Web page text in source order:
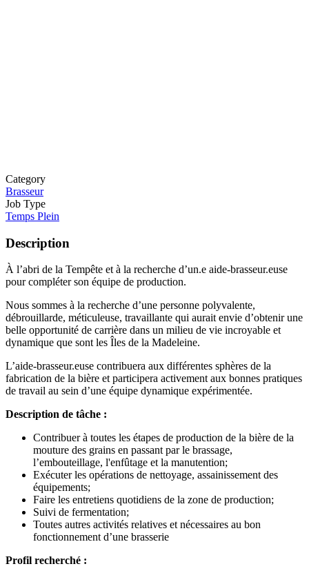
Category
Brasseur
Job Type
Temps Plein
Description
À l’abri de la Tempête et à la recherche d’un.e aide-brasseur.euse
pour compléter son équipe de production.
Nous sommes à la recherche d’une personne polyvalente,
débrouillarde, méticuleuse, travaillante qui aurait envie d’obtenir une
belle opportunité de carrière dans un milieu de vie incroyable et
dynamique que sont les Îles de la Madeleine.
L’aide-brasseur.euse contribuera aux différentes sphères de la
fabrication de la bière et participera activement aux bonnes pratiques
de travail au sein d’une équipe dynamique expérimentée.
Description de tâche :
Contribuer à toutes les étapes de production de la bière de la
mouture des grains en passant par le brassage,
l’embouteillage, l'enfûtage et la manutention;
Exécuter les opérations de nettoyage, assainissement des
équipements;
Faire les entretiens quotidiens de la zone de production;
Suivi de fermentation;
Toutes autres activités relatives et nécessaires au bon
fonctionnement d’une brasserie
Profil recherché :